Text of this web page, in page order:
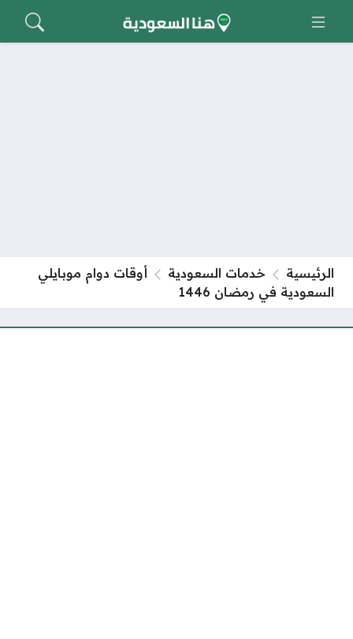
الرئيسية خدمات السعودية
أوقات دوام موبايلي
السعودية في رمضان 1446